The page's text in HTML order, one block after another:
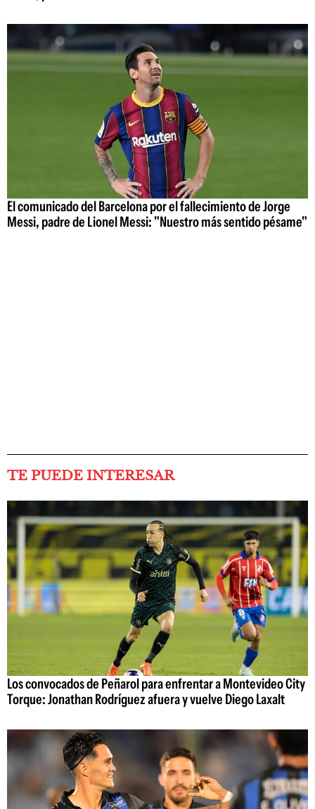
El comunicado del Barcelona por el fallecimiento de Jorge
Messi, padre de Lionel Messi: "Nuestro más sentido pésame"
TE PUEDE INTERESAR
Los convocados de Peñarol para enfrentar a Montevideo City
Torque: Jonathan Rodríguez afuera y vuelve Diego Laxalt